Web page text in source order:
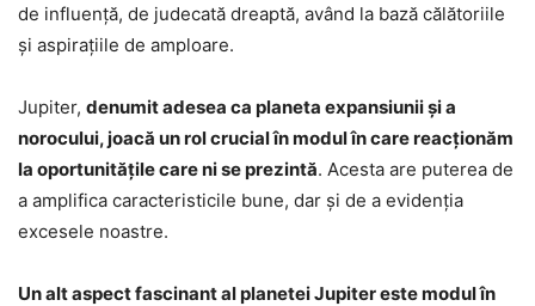
de influență, de judecată dreaptă, având la bază călătoriile
și aspirațiile de amploare.
Jupiter, denumit adesea ca planeta expansiunii și a
norocului, joacă un rol crucial în modul în care reacționăm
la oportunitățile care ni se prezintă. Acesta are puterea de
a amplifica caracteristicile bune, dar și de a evidenția
excesele noastre.
Un alt aspect fascinant al planetei Jupiter este modul în